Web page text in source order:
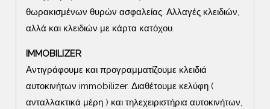
θωρακισμένων θυρών ασφαλείας. Αλλαγές κλειδιών,
αλλά και κλειδιών με κάρτα κατόχου.
IMMOBILIZER
Αντιγράφουμε και προγραμματίζουμε κλειδιά
αυτοκινήτων immobilizer. Διαθέτουμε κελύφη (
ανταλλακτικά μέρη ) και τηλεχειριστήρια αυτοκινήτων,